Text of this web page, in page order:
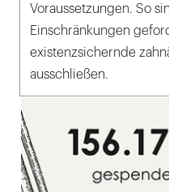
Voraussetzungen. So
Einschränkungen
existenzsichernde
ausschließen.